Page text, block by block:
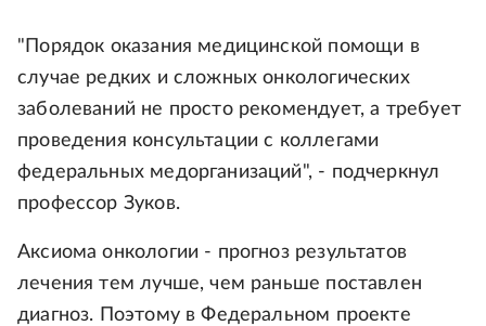
"Порядок оказания медицинской помощи в
случае редких и сложных онкологических
заболеваний не просто рекомендует, а требует
проведения консультации с коллегами
федеральных медорганизаций", - подчеркнул
профессор Зуков.
Аксиома онкологии - прогноз результатов
лечения тем лучше, чем раньше поставлен
диагноз. Поэтому в Федеральном проекте